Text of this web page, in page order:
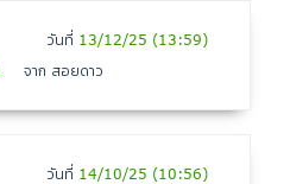
จาก สอยดาว
วันที่ 13/12/25 (13:59)
วันที่ 14/10/25 (10:56)